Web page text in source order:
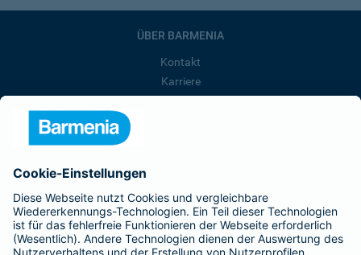
ÜBER BARMENIA
Kontakt
Karriere
Barmenia ist Teil der BarmeniaGothaer
BELIEBTE SEITEN
Kranken-Zusatzversicherung